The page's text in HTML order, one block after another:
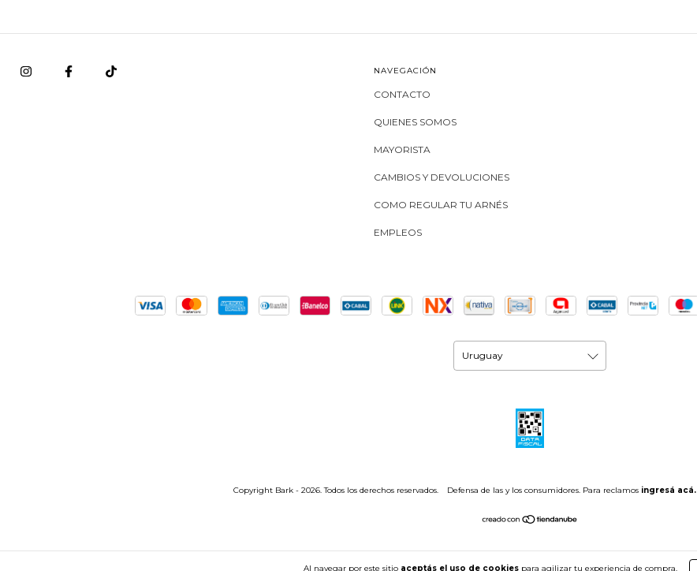
Al navegar por este sitio aceptás el uso de cookies para agilizar tu experiencia de compra.
NAVEGACIÓN
CONTACTO
QUIENES SOMOS
MAYORISTA
CAMBIOS Y DEVOLUCIONES
COMO REGULAR TU ARNÉS
EMPLEOS
Copyright Bark - 2026. Todos los derechos reservados. Defensa de las y los consumidores. Para reclamos ingresá acá.